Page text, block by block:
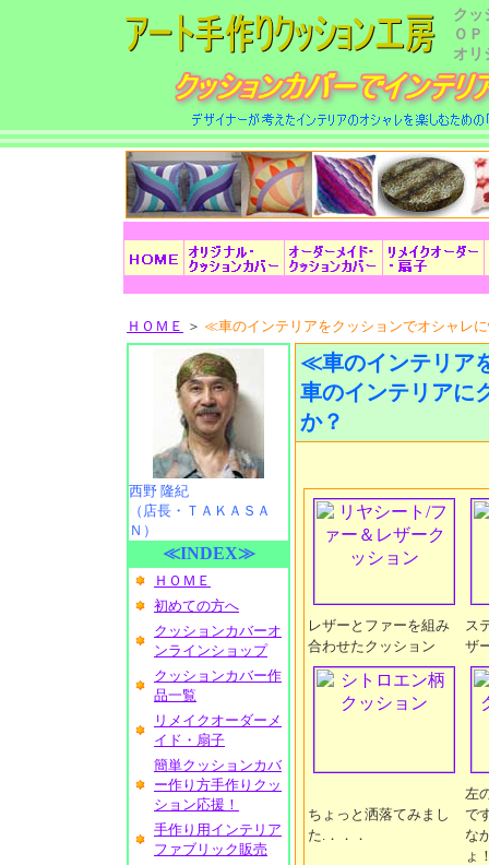
クッ
ＯＰ
オリ
ＨＯＭＥ ＞ ≪車のインテリアをクッションでオシャレ
西野 隆紀
（店長・ＴＡＫＡＳＡ
Ｎ）
≪INDEX≫
ＨＯＭＥ
初めての方へ
クッションカバーオ
ンラインショップ
クッションカバー作
品一覧
リメイクオーダーメ
イド・扇子
簡単クッションカバ
ー作り方手作りクッ
ション応援！
手作り用インテリア
ファブリック販売
≪車のインテリア
車のインテリアに
か？
レザーとファーを組み
合わせたクッション
ス
ザ
ちょっと洒落てみまし
た.．．．
左
で
な
ょ